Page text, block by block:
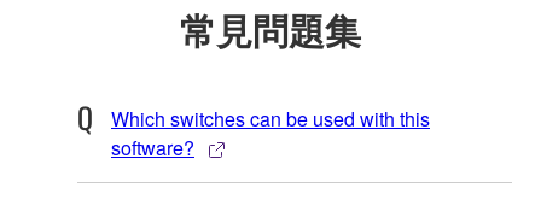
常見問題集
Which switches can be used with this
software?